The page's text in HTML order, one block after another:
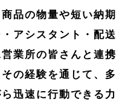
品の物量や短い納期
アシスタント・配送
業所の皆さんと連携
の経験を通じて、多
迅速に行動できる力